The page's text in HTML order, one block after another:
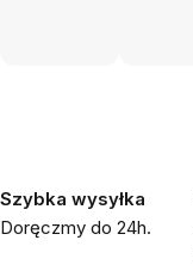
Szybka wysyłka
Doręczmy do 24h.